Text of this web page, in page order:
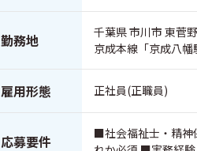
勤務地
千葉県 市川市 東菅
京成本線「京成八
雇用形態 正社員(正職員)
応募要件
■社会福祉士・精神